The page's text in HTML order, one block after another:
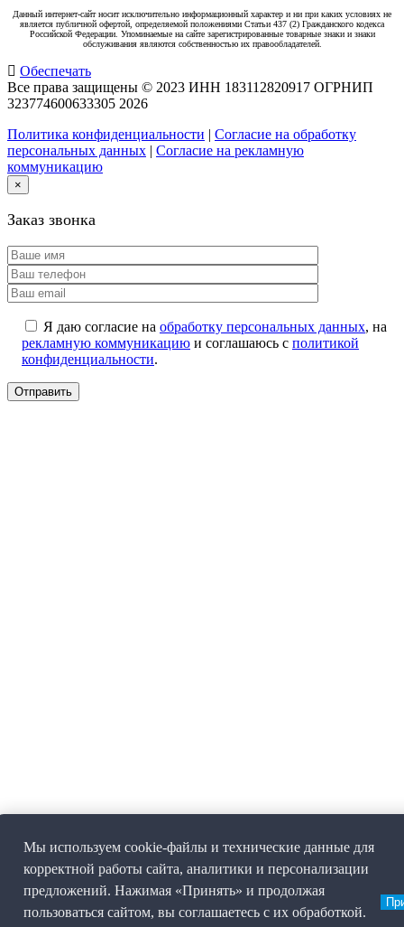
Данный интернет-сайт носит исключительно информационный характер и ни при каких условиях не
является публичной офертой, определяемой положениями Статьи 437 (2) Гражданского кодекса
Российской Федерации. Упоминаемые на сайте зарегистрированные товарные знаки и знаки
обслуживания являются собственностью их правообладателей.
Обеспечать
Все права защищены © 2023 ИНН 183112820917 ОГРНИП
323774600633305 2026
Политика конфиденциальности | Согласие на обработку
персональных данных | Согласие на рекламную
коммуникацию
×
Заказ звонка
Я даю согласие на обработку персональных данных, на
рекламную коммуникацию и соглашаюсь с политикой
конфиденциальности.
Мы используем cookie-файлы и технические данные для
корректной работы сайта, аналитики и персонализации
предложений. Нажимая «Принять» и продолжая
пользоваться сайтом, вы соглашаетесь с их обработкой.